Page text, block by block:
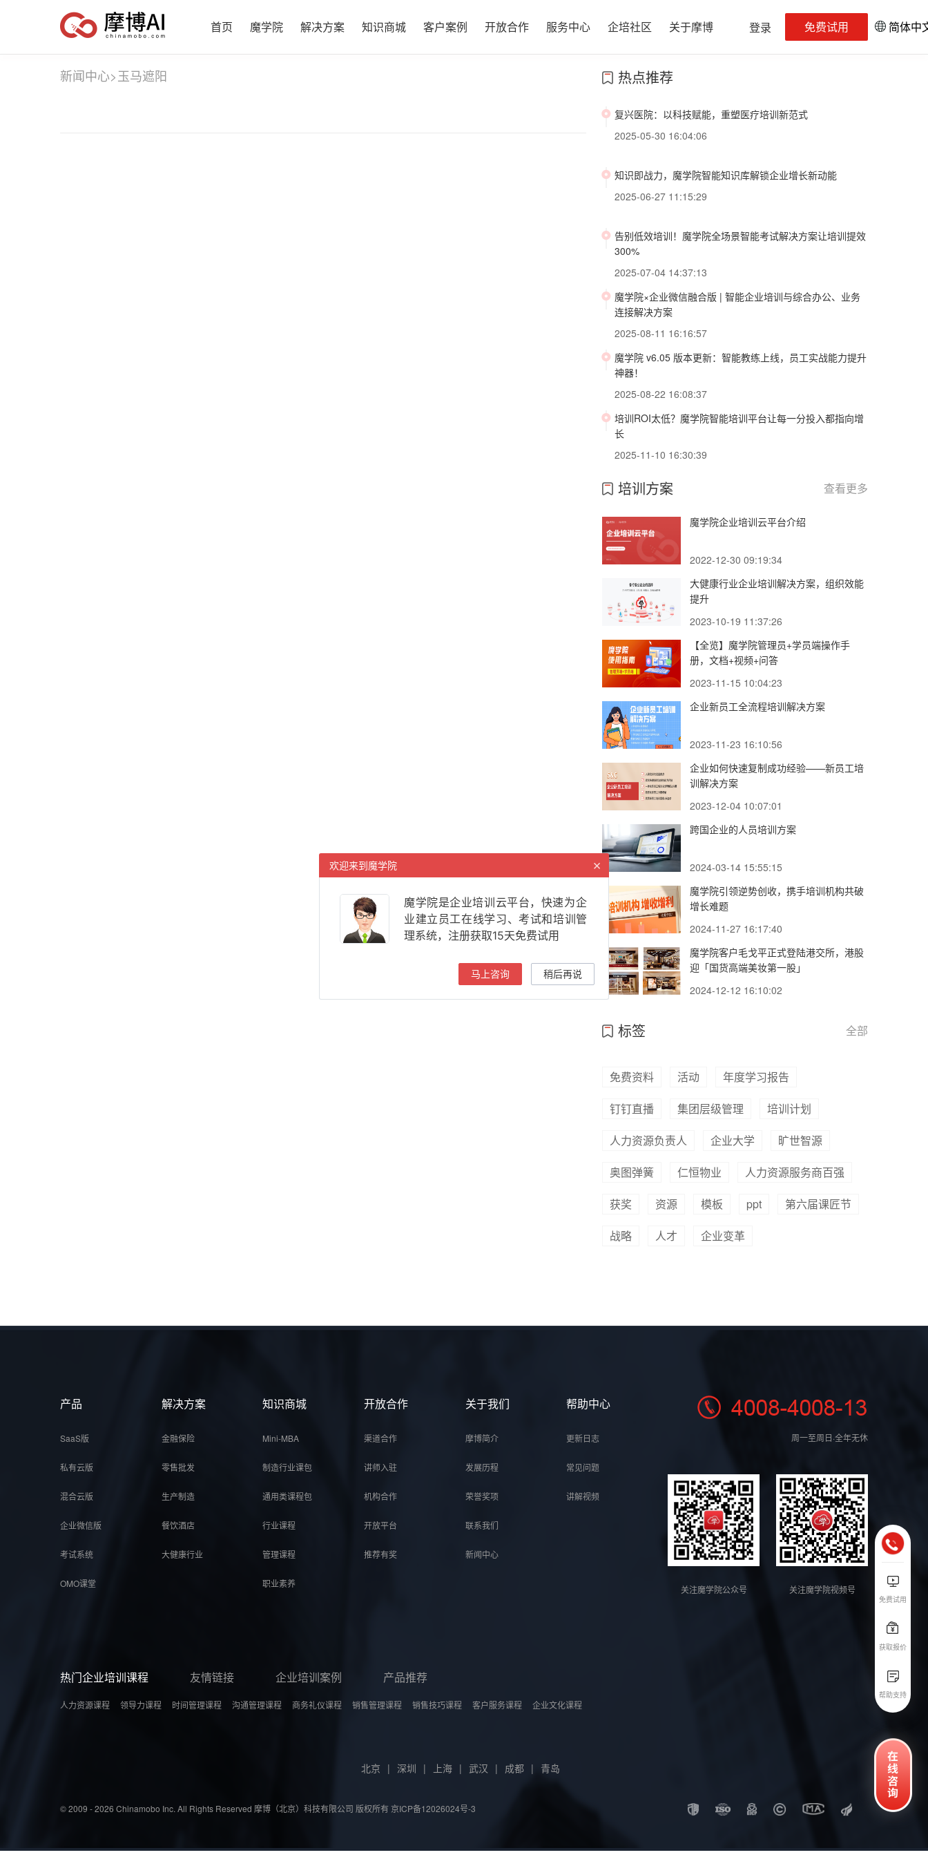
首页 魔学院 解决方案 知识商城 客户案例 开放合作 服务中心 企培社区 关于摩博 登录 免费试用 简体中
免费试用
获取报价
帮助支持
新闻中心>玉马遮阳 热点推荐
复兴医院：以科技赋能，重塑医疗培训新范式
2025-05-30 16:04:06
知识即战力，魔学院智能知识库解锁企业增长新动能
2025-06-27 11:15:29
告别低效培训！魔学院全场景智能考试解决方案让培训提效
300%
2025-07-04 14:37:13
魔学院×企业微信融合版 | 智能企业培训与综合办公、业务
连接解决方案
2025-08-11 16:16:57
魔学院 v6.05 版本更新：智能教练上线，员工实战能力提升
神器！
2025-08-22 16:08:37
培训ROI太低？魔学院智能培训平台让每一分投入都指向增
长
2025-11-10 16:30:39
培训方案 查看更多
魔学院企业培训云平台介绍
2022-12-30 09:19:34
大健康行业企业培训解决方案，组织效能
提升
2023-10-19 11:37:26
【全览】魔学院管理员+学员端操作手
册，文档+视频+问答
2023-11-15 10:04:23
企业新员工全流程培训解决方案
2023-11-23 16:10:56
企业如何快速复制成功经验——新员工培
训解决方案
2023-12-04 10:07:01
跨国企业的人员培训方案
2024-03-14 15:55:15
魔学院引领逆势创收，携手培训机构共破
增长难题
2024-11-27 16:17:40
魔学院客户毛戈平正式登陆港交所，港股
迎「国货高端美妆第一股」
2024-12-12 16:10:02
标签 全部
免费资料 活动
年度学习报告
钉钉直播
集团层级管理
培训计划
人力资源负责人
企业大学
旷世智源
奥图弹簧
仁恒物业
人力资源服务商百强
获奖
资源 模板 ppt
第六届课匠节
战略
人才 企业变革
产品
SaaS版
私有云版
混合云版
企业微信版
考试系统
OMO课堂
解决方案
金融保险
零售批发
生产制造
餐饮酒店
大健康行业
知识商城
Mini-MBA
制造行业课包
通用类课程包
行业课程
管理课程
职业素养
开放合作
渠道合作
讲师入驻
机构合作
开放平台
推荐有奖
关于我们
摩博简介
发展历程
荣誉奖项
联系我们
新闻中心
帮助中心
更新日志
常见问题
讲解视频
热门企业培训课程 友情链接 企业培训案例 产品推荐
人力资源课程 领导力课程 时间管理课程 沟通管理课程 商务礼仪课程 销售管理课程 销售技巧课程 客户服务课程 企业文化课程
周一至周日·全年无休
关注魔学院公众号 关注魔学院视频号
北京 | 深圳 | 上海 | 武汉 | 成都 | 青岛
© 2009 - 2026 Chinamobo Inc. All Rights Reserved 摩博（北京）科技有限公司 版权所有京ICP备12026024号-3
欢迎来到魔学院
魔学院是企业培训云平台，快速为企
业建立员工在线学习、考试和培训管
理系统，注册获取15天免费试用
马上咨询 稍后再说
×